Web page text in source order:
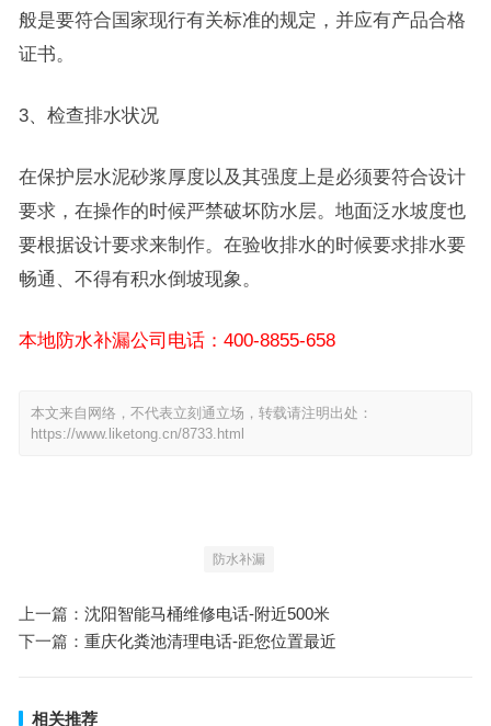
般是要符合国家现行有关标准的规定，并应有产品合格
证书。
3、检查排水状况
在保护层水泥砂浆厚度以及其强度上是必须要符合设计
要求，在操作的时候严禁破坏防水层。地面泛水坡度也
要根据设计要求来制作。在验收排水的时候要求排水要
畅通、不得有积水倒坡现象。
本地防水补漏公司电话：400-8855-658
本文来自网络，不代表立刻通立场，转载请注明出处：
https://www.liketong.cn/8733.html
防水补漏
上一篇： 沈阳智能马桶维修电话-附近500米
下一篇： 重庆化粪池清理电话-距您位置最近
相关推荐